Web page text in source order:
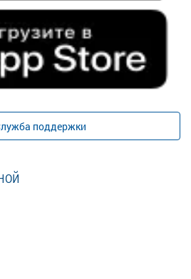
поддержки